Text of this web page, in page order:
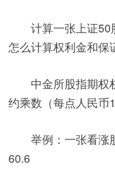
计算一张上证50
怎么计算权利金和保
中金所股指期权
约乘数（每点人民币
举例：一张看涨
60.6